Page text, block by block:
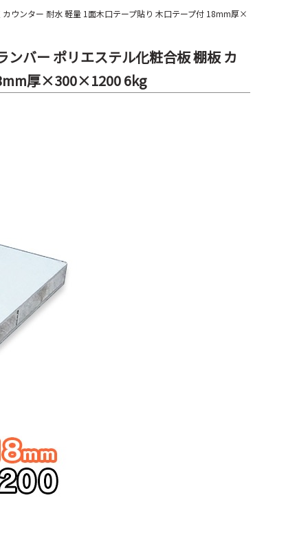
ウンター 耐水 軽量 1面木口テープ貼り 木口テープ付 18mm厚×
バー ポリエステル化粧合板 棚板 カ
厚×300×1200 6kg